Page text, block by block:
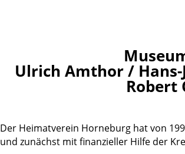
Ulrich Amthor /
Robert
Der Heimatverein Horneburg hat von
und zunächst mit finanzieller Hilfe der